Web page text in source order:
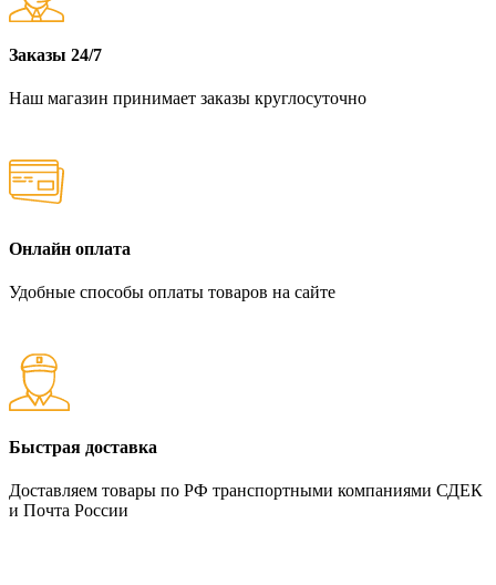
Заказы 24/7
Наш магазин принимает заказы круглосуточно
Онлайн оплата
Удобные способы оплаты товаров на сайте
Быстрая доставка
Доставляем товары по РФ транспортными компаниями СДЕК
и Почта России